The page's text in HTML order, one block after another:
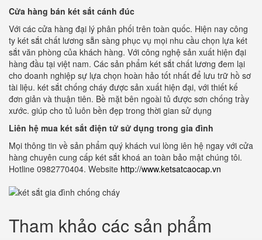
Cửa hàng bán két sắt cánh đúc
Với các cửa hàng đại lý phân phối trên toàn quốc. Hiện nay công
ty két sắt chất lương sẵn sàng phục vụ mọi nhu cầu chọn lựa két
sắt văn phòng của khách hàng. Với công nghệ sản xuất hiện đại
hàng đầu tại việt nam. Các sản phẩm két sắt chất lương đem lại
cho doanh nghiệp sự lựa chọn hoàn hảo tốt nhất để lưu trữ hồ sơ
tài liệu. két sắt chống cháy được sản xuất hiện đại, với thiết kế
đơn giản và thuận tiên. Bề mặt bên ngoài tủ được sơn chống trầy
xước. giúp cho tủ luôn bền đẹp trong thời gian sử dụng
Liên hệ mua két sắt điện tử sử dụng trong gia đình
Mọi thông tin về sản phẩm quý khách vui lòng iên hệ ngay với cửa
hàng chuyên cung cấp két sắt khoá an toàn bảo mật chúng tôi.
Hotline 0982770404. Website http://www.ketsatcaocap.vn
Tham khảo các sản phẩm